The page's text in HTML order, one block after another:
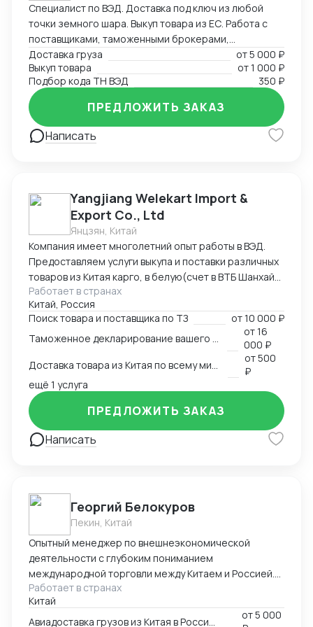
качественным оборудованием.
Специалист по ВЭД. Доставка под ключ из любой
точки земного шара. Выкуп товара из ЕС. Работа с
поставщиками, таможенными брокерами,
перевозчиками. Создание и редактирование
документов (любых (прям любых)) под ваши нужды.
Доставка груза от5 000 ₽
Выкуп товара
от1 000 ₽
Подбор кода ТН ВЭД
350 ₽
Написать
ПРЕДЛОЖИТЬ ЗАКАЗ
Yangjiang Welekart Import &
Export Co., Ltd
Янцзян, Китай
Компания имеет многолетний опыт работы в ВЭД.
Предоставляем услуги выкупа и поставки различных
товаров из Китая карго, в белую(счет в ВТБ Шанхай),
под ключ. Помогаем с оформлением различных
сертификатов на территории КНР. В частности, из
за территориального расположения компании,
специализируемся на кухонной утвари, ножах,
маникюрные металлические инструменты и т.п.;
стоматологических металлических инструментах.
Работает в странах
Китай, Россия
Поиск товара и поставщика по ТЗ
от10 000 ₽
от16
000 ₽
от500
₽
ещё 1 услуга
Написать
ПРЕДЛОЖИТЬ ЗАКАЗ
Георгий Белокуров
Пекин, Китай
Опытный менеджер по внешнеэкономической
деятельности с глубоким пониманием
международной торговли между Китаем и Россией.
Более 8 лет практического опыта в сфере импорта,
экспорта и логистики, включая полное
сопровождение сделок «под ключ» — от поиска
Работает в странах
Китай
от5 000